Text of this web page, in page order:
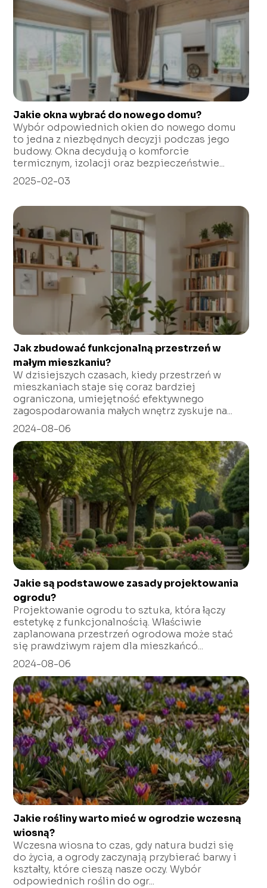
Jakie okna wybrać do nowego domu?
Wybór odpowiednich okien do nowego domu
to jedna z niezbędnych decyzji podczas jego
budowy. Okna decydują o komforcie
termicznym, izolacji oraz bezpieczeństwie...
2025-02-03
Jak zbudować funkcjonalną przestrzeń w
małym mieszkaniu?
W dzisiejszych czasach, kiedy przestrzeń w
mieszkaniach staje się coraz bardziej
ograniczona, umiejętność efektywnego
zagospodarowania małych wnętrz zyskuje na...
2024-08-06
Jakie są podstawowe zasady projektowania
ogrodu?
Projektowanie ogrodu to sztuka, która łączy
estetykę z funkcjonalnością. Właściwie
zaplanowana przestrzeń ogrodowa może stać
się prawdziwym rajem dla mieszkańcó...
2024-08-06
Jakie rośliny warto mieć w ogrodzie wczesną
wiosną?
Wczesna wiosna to czas, gdy natura budzi się
do życia, a ogrody zaczynają przybierać barwy i
kształty, które cieszą nasze oczy. Wybór
odpowiednich roślin do ogr...